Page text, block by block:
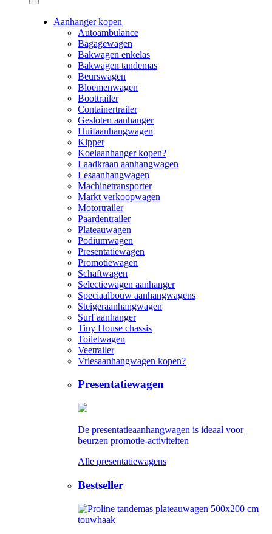
Aanhanger kopen
Autoambulance
Bagagewagen
Bakwagen enkelas
Bakwagen tandemas
Beurswagen
Bloemenwagen
Boottrailer
Containertrailer
Gesloten aanhanger
Huifaanhangwagen
Kipper
Koelaanhanger kopen?
Laadkraan aanhangwagen
Lesaanhangwagen
Machinetransporter
Markt verkoopwagen
Motortrailer
Paardentrailer
Plateauwagen
Podiumwagen
Presentatiewagen
Promotiewagen
Schaftwagen
Selectiewagen aanhanger
Speciaalbouw aanhangwagens
Steigeraanhangwagen
Surf aanhanger
Tiny House chassis
Toiletwagen
Veetrailer
Vriesaanhangwagen kopen?
Presentatiewagen
De presentatieaanhangwagen is ideaal voor
beurzen promotie-activiteiten
Alle presentatiewagens
Bestseller